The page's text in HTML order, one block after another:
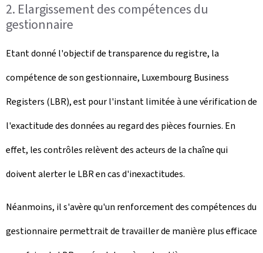
2. Elargissement des compétences du
gestionnaire
Etant donné l'objectif de transparence du registre, la
compétence de son gestionnaire, Luxembourg Business
Registers (LBR), est pour l'instant limitée à une vérification de
l'exactitude des données au regard des pièces fournies. En
effet, les contrôles relèvent des acteurs de la chaîne qui
doivent alerter le LBR en cas d'inexactitudes.
Néanmoins, il s'avère qu'un renforcement des compétences du
gestionnaire permettrait de travailler de manière plus efficace